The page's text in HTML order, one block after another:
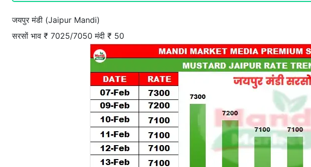
जयपुर मंडी (Jaipur Mandi)
सरसों भाव ₹ 7025/7050 मंदी ₹ 50